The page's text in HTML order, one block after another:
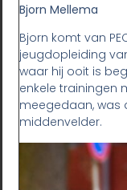
Bjorn Mellema
Bjorn komt van
jeugdopleiding
waar hij ooit is
enkele trainingen
meegedaan, was
middenvelder.